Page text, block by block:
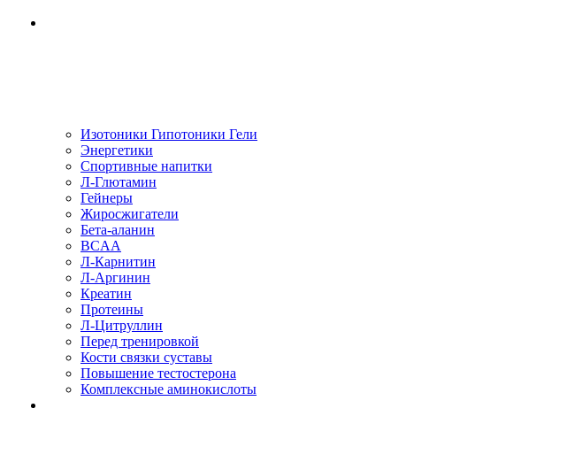
Изотоники Гипотоники Гели
Энергетики
Спортивные напитки
Л-Глютамин
Гейнеры
Жиросжигатели
Бета-аланин
BCAA
Л-Карнитин
Л-Аргинин
Креатин
Протеины
Л-Цитруллин
Перед тренировкой
Кости связки суставы
Повышение тестостерона
Комплексные аминокислоты